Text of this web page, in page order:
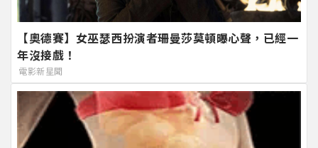
【奧德賽】女巫瑟西扮演者珊曼莎莫頓曝心聲，已經一
年沒接戲！
電影新星聞